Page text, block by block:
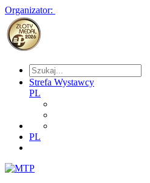
Organizator:
Strefa Wystawcy
PL
PL